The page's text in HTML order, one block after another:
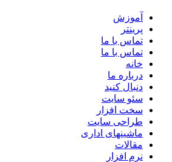
آموزش
پرینتر
تماس با ما
تماس با ما
خانه
درباره ما
دنبال کنید
سئو سایت
سخت افزار
طراحی سایت
ماشینهای اداری
مقالات
نرم افزار